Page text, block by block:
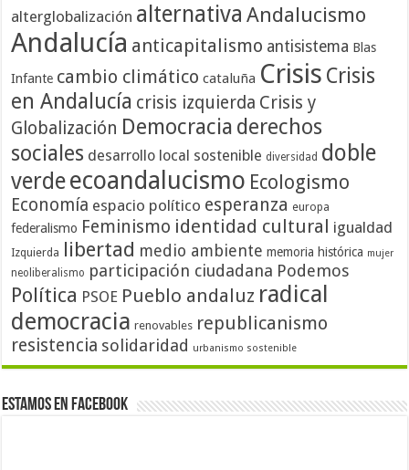
alterglobalización alternativa Andalucismo
Andalucía anticapitalismo antisistema Blas
Infante cambio climático cataluña Crisis Crisis
en Andalucía crisis izquierda Crisis y
Globalización Democracia derechos
sociales desarrollo local sostenible diversidad doble
verdeecoandalucismo Ecologismo
Economía espacio político esperanza europa
federalismo Feminismo identidad cultural igualdad
Izquierda libertad medio ambiente memoria histórica mujer
neoliberalismo participación ciudadana Podemos
Política PSOE Pueblo andaluz radical
democracia renovables republicanismo
resistencia solidaridad urbanismo sostenible
Estamos en Facebook